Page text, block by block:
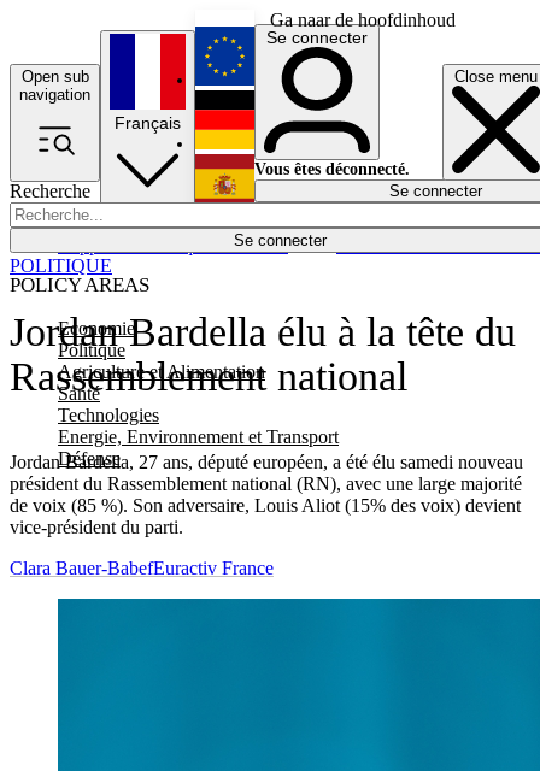
Ga naar de hoofdinhoud
Open sub
navigation
Close menu
Recherche
Se connecter
POLICY AREAS
Economie
Politique
Agriculture et Alimentation
Santé
Technologies
Energie, Environnement et Transport
Défense
Économie
Français
English
Deutsch
Español
Se connecter
Vous êtes déconnecté.
Se connecter
Jordan Bardella élu à la tête du
Rassemblement national
Jordan Bardella, 27 ans, député européen, a été élu samedi nouveau
président du Rassemblement national (RN), avec une large majorité
de voix (85 %). Son adversaire, Louis Aliot (15% des voix) devient
vice-président du parti.
POLITIQUE
Clara Bauer-BabefEuractiv France